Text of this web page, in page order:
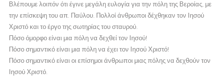
Βλέπουμε λοιπόν ότι έγινε μεγάλη ευλογία για την πόλη της Βεροίας, με
την επίσκεψη του απ. Παύλου. Πολλοί άνθρωποι δέχθηκαν τον Ιησού
Χριστό και το έργο της σωτηρίας του σταυρού.
Πόσο όμορφο είναι μια πόλη να δεχθεί τον Ιησού!
Πόσο σημαντικό είναι μια πόλη να έχει τον Ιησού Χριστό!
Πόσο σημαντικό είναι οι επίσημοι άνθρωποι μιας πόλης να δεχθούν τον
Ιησού Χριστό.